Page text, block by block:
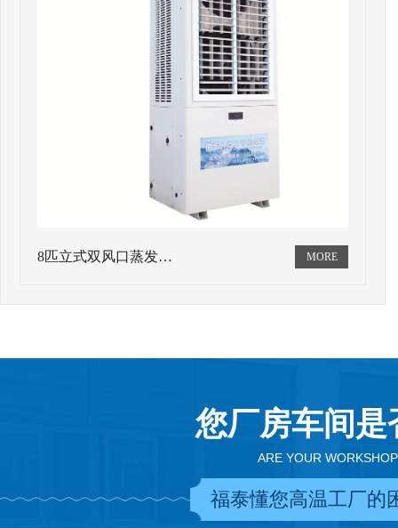
8匹立式双风口蒸发…
您厂房车间
ARE YOUR
福泰懂您高温工厂的